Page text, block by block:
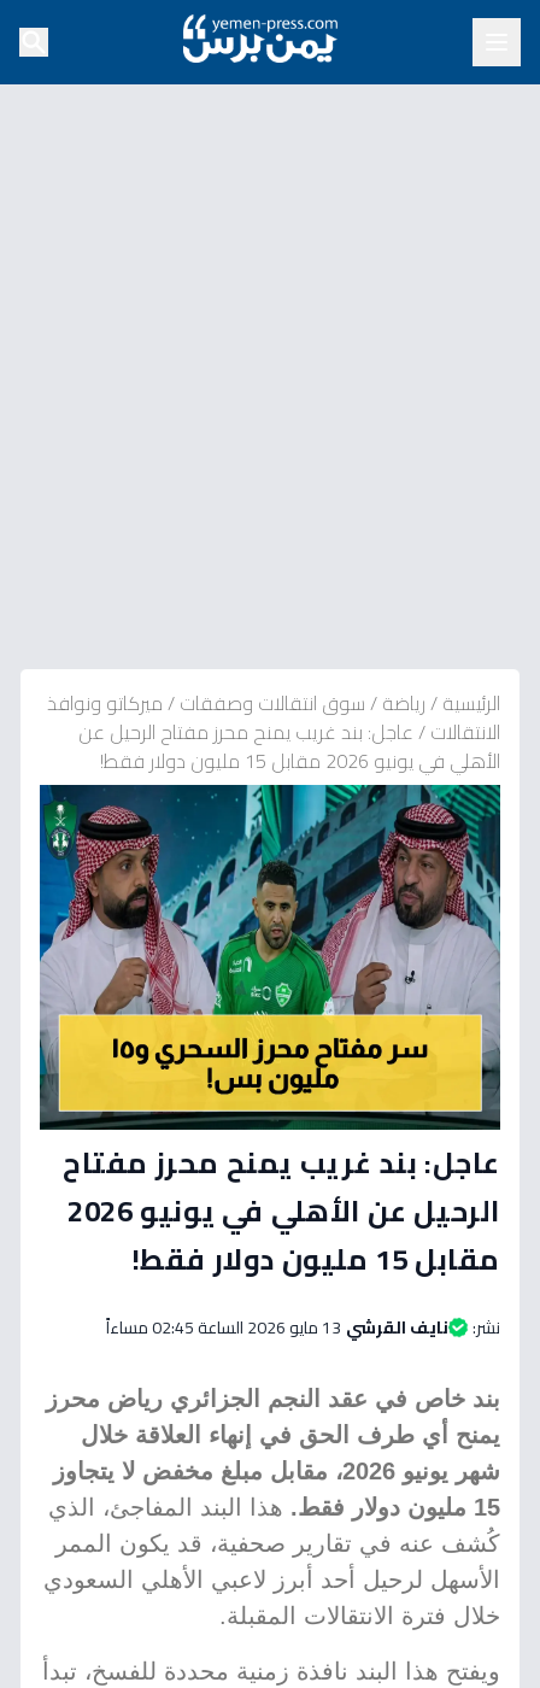
الرئيسية/رياضة/سوق انتقالات وصفقات/ميركاتو ونوافذ
الانتقالات/عاجل: بند غريب يمنح محرز مفتاح الرحيل عن
الأهلي في يونيو 2026 مقابل 15 مليون دولار فقط!
عاجل: بند غريب يمنح محرز مفتاح
الرحيل عن الأهلي في يونيو 2026
مقابل 15 مليون دولار فقط!
نشر: نايف القرشي 13 مايو 2026 الساعة 02:45 مساءاً
بند خاص في عقد النجم الجزائري رياض محرز
يمنح أي طرف الحق في إنهاء العلاقة خلال
شهر يونيو 2026، مقابل مبلغ مخفض لا يتجاوز
15 مليون دولار فقط.
هذا البند المفاجئ، الذي
كُشف عنه في تقارير صحفية، قد يكون الممر
الأسهل لرحيل أحد أبرز لاعبي الأهلي السعودي
خلال فترة الانتقالات المقبلة.
ويفتح هذا البند نافذة زمنية محددة للفسخ، تبدأ